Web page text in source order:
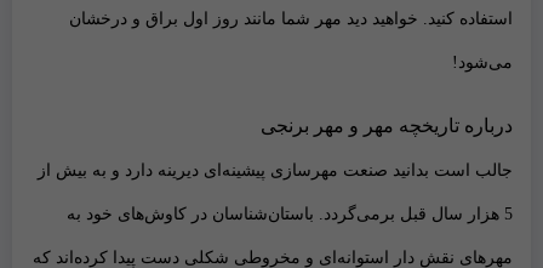
استفاده کنید. خواهید دید مهر شما مانند روز اول براق و درخشان
می‌شود!
درباره تاریخچه مهر و مهر برنجی
جالب است بدانید صنعت مهرسازی پیشینه‌ای دیرینه دارد و به بیش از
5 هزار سال قبل برمی‌گردد. باستان‌شناسان در کاوش‌های خود به
مهر‌های نقش دار استوانه‌ای و مخروطی شکلی دست ‌پیدا‌ کرده‌اند که